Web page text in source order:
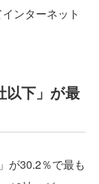
ンターネット
以下」が最
が30.2％で最も